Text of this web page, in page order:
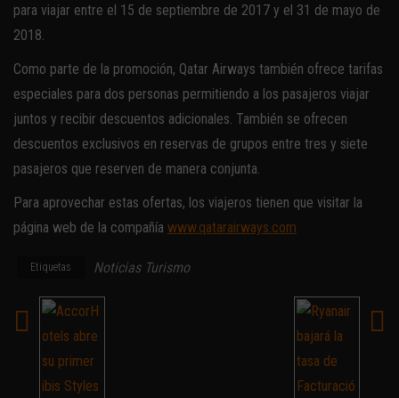
para viajar entre el 15 de septiembre de 2017 y el 31 de mayo de
2018.
Como parte de la promoción, Qatar Airways también ofrece tarifas
especiales para dos personas permitiendo a los pasajeros viajar
juntos y recibir descuentos adicionales. También se ofrecen
descuentos exclusivos en reservas de grupos entre tres y siete
pasajeros que reserven de manera conjunta.
Para aprovechar estas ofertas, los viajeros tienen que visitar la
página web de la compañía www.qatarairways.com
Etiquetas Noticias Turismo